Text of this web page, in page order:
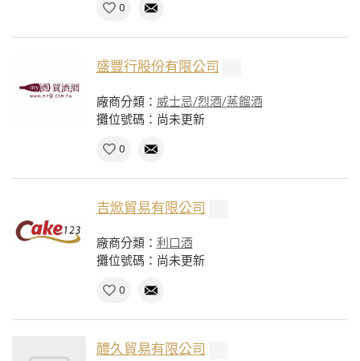
0
盛豐行股份有限公司
廠商分類： 威士忌/烈酒/蒸餾酒
攤位號碼：尚未更新
0
吉焮貿易有限公司
廠商分類： 利口酒
攤位號碼：尚未更新
0
醴久貿易有限公司